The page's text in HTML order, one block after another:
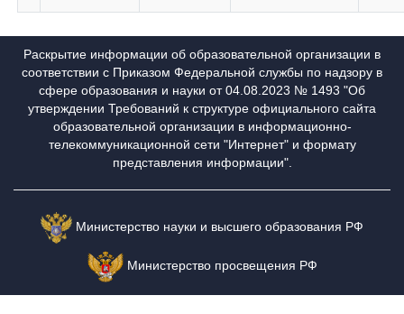
Раскрытие информации об образовательной организации в
соответствии с Приказом Федеральной службы по надзору в
сфере образования и науки от 04.08.2023 № 1493 "Об
утверждении Требований к структуре официального сайта
образовательной организации в информационно-
телекоммуникационной сети "Интернет" и формату
представления информации".
Министерство науки и высшего образования РФ
Министерство просвещения РФ